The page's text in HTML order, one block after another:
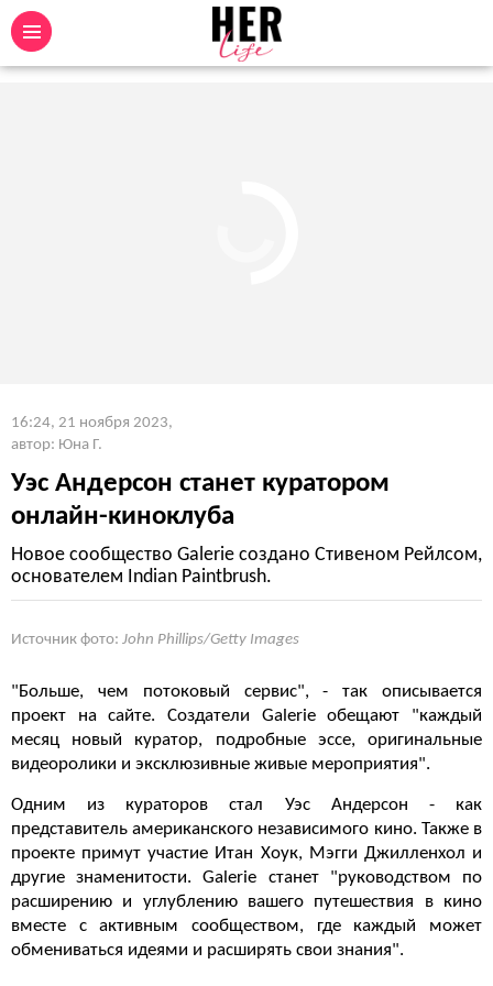
16:24, 21 ноября 2023,
автор: Юна Г.
Уэс Андерсон станет куратором
онлайн-киноклуба
Новое сообщество Galerie создано Стивеном Рейлсом,
основателем Indian Paintbrush.
Источник фото: John Phillips/Getty Images
"Больше, чем потоковый сервис", - так описывается
проект на сайте. Создатели Galerie обещают "каждый
месяц новый куратор, подробные эссе, оригинальные
видеоролики и эксклюзивные живые мероприятия".
Одним из кураторов стал Уэс Андерсон - как
представитель американского независимого кино. Также в
проекте примут участие Итан Хоук, Мэгги Джилленхол и
другие знаменитости. Galerie станет "руководством по
расширению и углублению вашего путешествия в кино
вместе с активным сообществом, где каждый может
обмениваться идеями и расширять свои знания".